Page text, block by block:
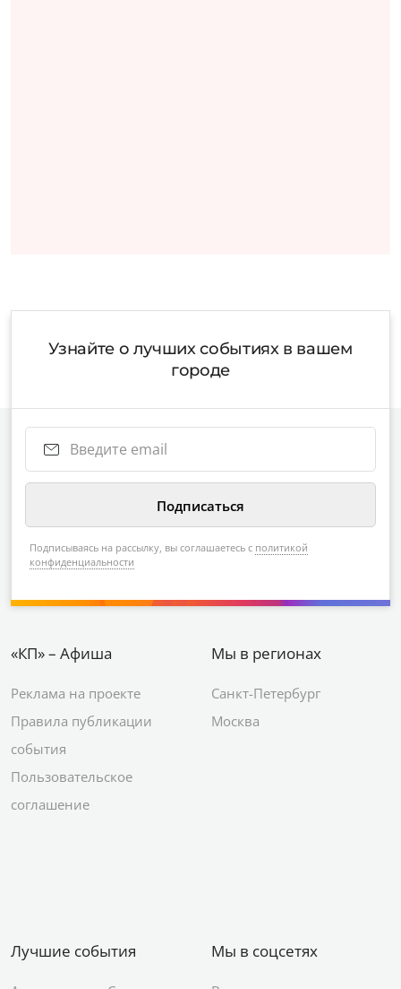
Узнайте о лучших событиях в вашем
городе
Подписываясь на рассылку, вы соглашаетесь с политикой
конфиденциальности
«КП» – Афиша
Реклама на проекте
Правила публикации
события
Пользовательское
соглашение
Мы в регионах
Санкт-Петербург
Москва
Лучшие события Мы в соцсетях